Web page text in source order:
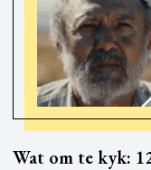
Wat om te kyk: